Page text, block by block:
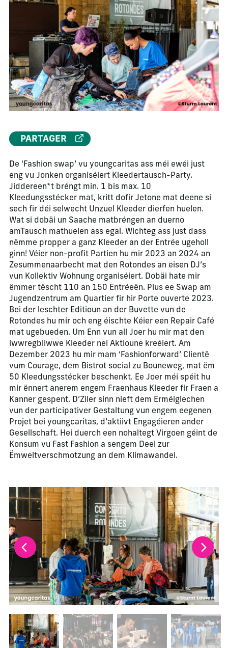
De ‘Fashion swap’ vu youngcaritas ass méi ewéi just
eng vu Jonken organiséiert Kleedertausch-Party.
Jiddereen*t bréngt min. 1 bis max. 10
Kleedungsstécker mat, kritt dofir Jetone mat deene si
sech fir déi selwecht Unzuel Kleeder dierfen huelen.
Wat si dobäi un Saache matbréngen an duerno
amTausch mathuelen ass egal. Wichteg ass just dass
nëmme propper a ganz Kleeder an der Entrée ugeholl
ginn! Véier non-profit Partien hu mir 2023 an 2024 an
Zesummenaarbecht mat den Rotondes an eisen DJ’s
vun Kollektiv Wohnung organiséiert. Dobäi hate mir
ëmmer tëscht 110 an 150 Entréeën. Plus ee Swap am
Jugendzentrum am Quartier fir hir Porte ouverte 2023.
Bei der leschter Editioun an der Buvette vun de
Rotondes hu mir och eng éischte Kéier een Repair Café
mat ugebueden. Um Enn vun all Joer hu mir mat den
iwwregbliwwe Kleeder nei Aktioune kreéiert. Am
Dezember 2023 hu mir mam ‘Fashionforward’ Clientë
vum Courage, dem Bistrot social zu Bouneweg, mat ëm
50 Kleedungsstécker beschenkt. Ee Joer méi spéit hu
mir ënnert anerem engem Fraenhaus Kleeder fir Fraen a
Kanner gespent. D’Ziler sinn nieft dem Erméiglechen
vun der participativer Gestaltung vun engem eegenen
Projet bei youngcaritas, d’aktiivt Engagéieren ander
Gesellschaft. Hei duerch een nohaltegt Virgoen géint de
Konsum vu Fast Fashion a sengem Deel zur
Ëmweltverschmotzung an dem Klimawandel.
PARTAGER
La modification de la diapositive actuelle de ce
Changer la diapositive actuelle de ce carrousel